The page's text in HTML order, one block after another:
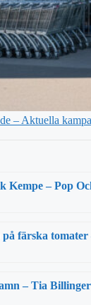
– Aktuella
Kempe – Pop
på färska
– Tia